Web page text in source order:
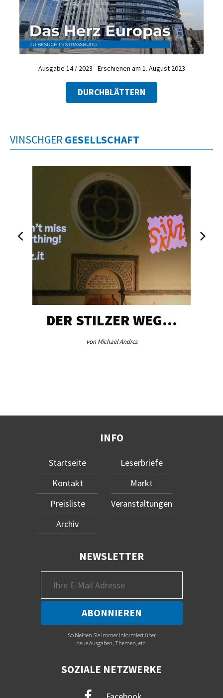
Ausgabe 14 / 2023 - Erschienen am 1. August 2023
DURCHBLÄTTERN
VINSCHGER GESELLSCHAFT
DER STILZER WEG…
von Michael Andres
INFO
Startseite
Kontakt
Preisliste
Archiv
Leserbriefe
Markt
Veranstaltungen
NEWSLETTER
So bleiben Sie immer informiert über
neue Ausgaben, Themen, etc.
SOZIALE NETZWERKE